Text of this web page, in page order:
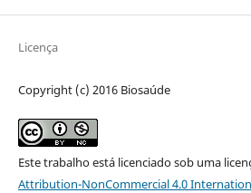
Licença
Copyright (c) 2016 Biosaúde
Este trabalho está licenciado sob uma
Attribution-NonCommercial 4.0